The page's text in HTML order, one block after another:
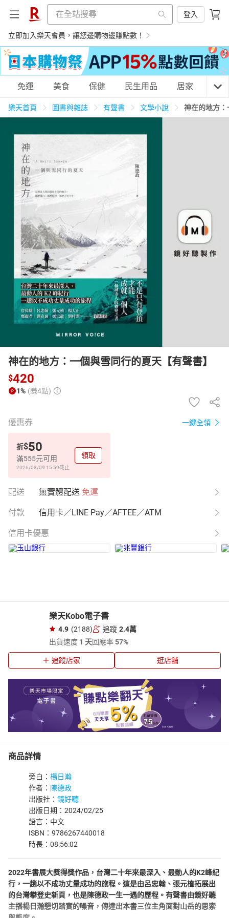
登入
立即加入樂天會員，讓您邊購物邊賺點數！
購物網分類
天天免運 美食蛋糕 養生保健
居家生活
女裝 男裝 情趣用品
日本購物 電子/紙本書
免運 美食 保健 民生用品 居家 3C
樂天首頁 圖書與雜誌 有聲書 文學小說 神在的地方
神在的地方：一個與雪同行的夏天【有聲書】
$420
1% (賺4點)
優惠券 一鍵全領
折$50
滿555元可用
2026/08/09 15:59截止
領取
配送 無實體配送 免運
付款 信用卡／LINE Pay／AFTEE／ATM
信用卡優惠
樂天Kobo電子書
4.9 (2188) 追蹤 2.4萬
出貨速度 1 天回應率57%
追蹤店家 逛店舖
商品詳情
旁白： 楊日瀚
作者： 陳德政
出版社： 鏡好聽
出版日期：2024/02/25
語言：中文
ISBN：9786267440018
時長：08:56:02
2022年書展大獎得獎作品，台灣二十年來最深入、最動人的K2峰紀
行，一趟以不成功丈量成功的旅程。這是由呂忠翰、張元植拓展出
的台灣攀登史新頁，也是陳德政一生一遇的歷程。有聲書由鏡好聽
主播楊日瀚懇切踏實的嗓音，傳達出本書三位主角面對山岳的思索